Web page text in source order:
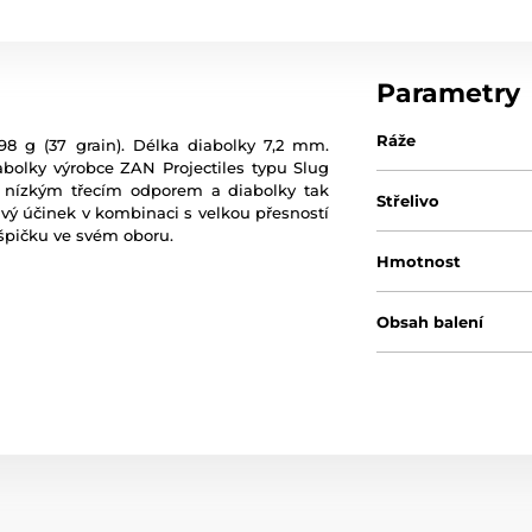
g (37 grain). Délka diabolky 7,2 mm.
výrobce ZAN Projectiles typu Slug
třecím odporem a diabolky tak
účinek v kombinaci s velkou přesností
ve svém oboru.
Parametry
Ráže
Střelivo
Hmotnost
Obsah balení